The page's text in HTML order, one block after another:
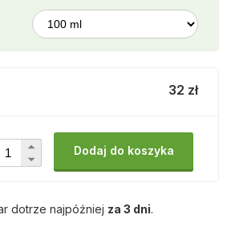
32 zł
Dodaj do koszyka
dotrze najpóźniej za 3 dni.